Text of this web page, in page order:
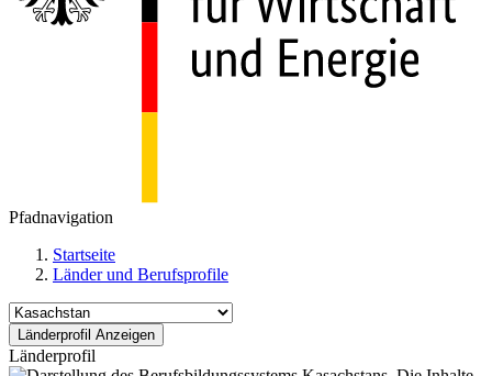
Pfadnavigation
Startseite
Länder und Berufsprofile
Länderprofil